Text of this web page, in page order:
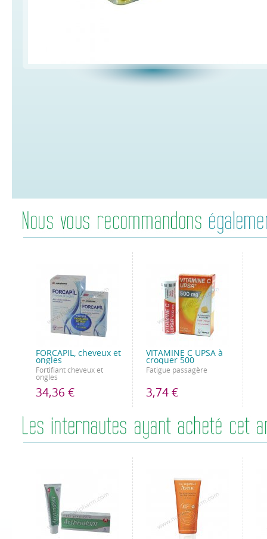
FORCAPIL, cheveux et
ongles
Fortifiant cheveux et
ongles
34,36 €
VITAMINE C UPSA à
croquer 500
Fatigue passagère
3,74 €